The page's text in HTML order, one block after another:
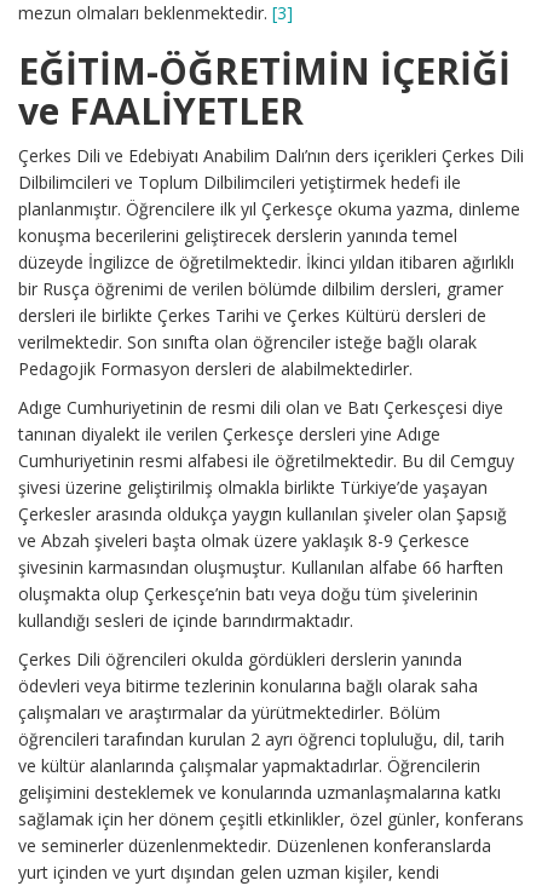
mezun olmaları beklenmektedir. [3]
EĞİTİM-ÖĞRETİMİN İÇERİĞİ
ve FAALİYETLER
Çerkes Dili ve Edebiyatı Anabilim Dalı’nın ders içerikleri Çerkes Dili
Dilbilimcileri ve Toplum Dilbilimcileri yetiştirmek hedefi ile
planlanmıştır. Öğrencilere ilk yıl Çerkesçe okuma yazma, dinleme
konuşma becerilerini geliştirecek derslerin yanında temel
düzeyde İngilizce de öğretilmektedir. İkinci yıldan itibaren ağırlıklı
bir Rusça öğrenimi de verilen bölümde dilbilim dersleri, gramer
dersleri ile birlikte Çerkes Tarihi ve Çerkes Kültürü dersleri de
verilmektedir. Son sınıfta olan öğrenciler isteğe bağlı olarak
Pedagojik Formasyon dersleri de alabilmektedirler.
Adıge Cumhuriyetinin de resmi dili olan ve Batı Çerkesçesi diye
tanınan diyalekt ile verilen Çerkesçe dersleri yine Adıge
Cumhuriyetinin resmi alfabesi ile öğretilmektedir. Bu dil Cemguy
şivesi üzerine geliştirilmiş olmakla birlikte Türkiye’de yaşayan
Çerkesler arasında oldukça yaygın kullanılan şiveler olan Şapsığ
ve Abzah şiveleri başta olmak üzere yaklaşık 8-9 Çerkesce
şivesinin karmasından oluşmuştur. Kullanılan alfabe 66 harften
oluşmakta olup Çerkesçe’nin batı veya doğu tüm şivelerinin
kullandığı sesleri de içinde barındırmaktadır.
Çerkes Dili öğrencileri okulda gördükleri derslerin yanında
ödevleri veya bitirme tezlerinin konularına bağlı olarak saha
çalışmaları ve araştırmalar da yürütmektedirler. Bölüm
öğrencileri tarafından kurulan 2 ayrı öğrenci topluluğu, dil, tarih
ve kültür alanlarında çalışmalar yapmaktadırlar. Öğrencilerin
gelişimini desteklemek ve konularında uzmanlaşmalarına katkı
sağlamak için her dönem çeşitli etkinlikler, özel günler, konferans
ve seminerler düzenlenmektedir. Düzenlenen konferanslarda
yurt içinden ve yurt dışından gelen uzman kişiler, kendi